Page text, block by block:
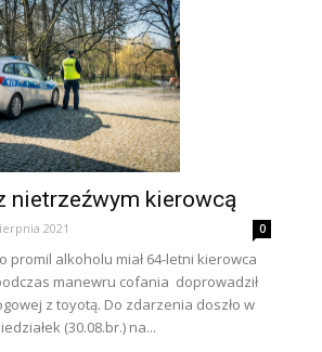
nietrzeźwym kierowcą
2021 0
promil alkoholu miał 64-letni kierowca
manewru cofania doprowadził
z toyotą. Do zdarzenia doszło w
(30.08.br.) na...